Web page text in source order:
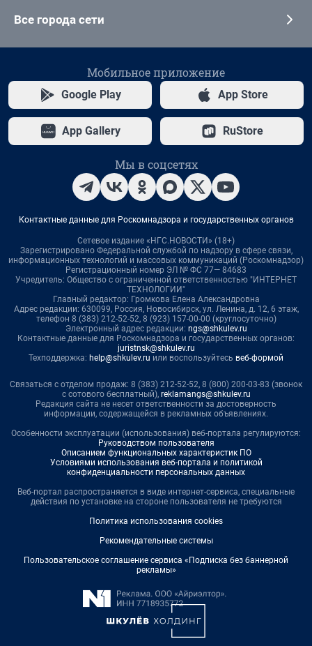
Все города сети
Мобильное приложение
Google Play App Store
App Gallery RuStore
Мы в соцсетях
Контактные данные для Роскомнадзора и государственных органов
Сетевое издание «НГС.НОВОСТИ» (18+)
Зарегистрировано Федеральной службой по надзору в сфере связи,
информационных технологий и массовых коммуникаций (Роскомнадзор)
Регистрационный номер ЭЛ № ФС 77— 84683
Учредитель: Общество с ограниченной ответственностью "ИНТЕРНЕТ
ТЕХНОЛОГИИ"
Главный редактор: Громкова Елена Александровна
Адрес редакции: 630099, Россия, Новосибирск, ул. Ленина, д. 12, 6 этаж,
телефон 8 (383) 212-52-52, 8 (923) 157-00-00 (круглосуточно)
Электронный адрес редакции: ngs@shkulev.ru
Контактные данные для Роскомнадзора и государственных органов:
juristnsk@shkulev.ru
Техподдержка: help@shkulev.ru или воспользуйтесь веб-формой
Связаться с отделом продаж: 8 (383) 212-52-52, 8 (800) 200-03-83 (звонок
с сотового бесплатный), reklamangs@shkulev.ru
Редакция сайта не несет ответственности за достоверность
информации, содержащейся в рекламных объявлениях.
Особенности эксплуатации (использования) веб-портала регулируются:
Руководством пользователя
Описанием функциональных характеристик ПО
Условиями использования веб-портала и политикой
конфиденциальности персональных данных
Веб-портал распространяется в виде интернет-сервиса, специальные
действия по установке на стороне пользователя не требуются
Политика использования cookies
Рекомендательные системы
Пользовательское соглашение сервиса «Подписка без баннерной
рекламы»